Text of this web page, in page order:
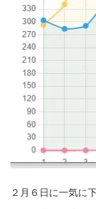
２月６日に一気に